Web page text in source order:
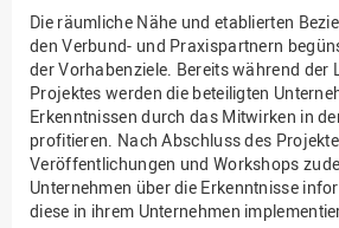
Die räumliche Nähe und etablierten
den Verbund- und Praxispartnern
der Vorhabenziele. Bereits während der
Projektes werden die beteiligten
Erkenntnissen durch das Mitwirken in
profitieren. Nach Abschluss des
Veröffentlichungen und Workshops
Unternehmen über die Erkenntnisse
diese in ihrem Unternehmen